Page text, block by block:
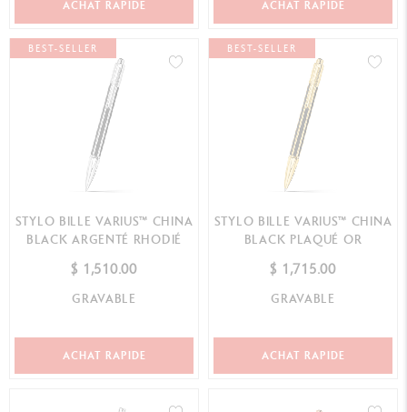
ACHAT RAPIDE ACHAT RAPIDE
BEST-SELLER
STYLO BILLE VARIUS™ CHINA
BLACK ARGENTÉ RHODIÉ
$ 1,510.00
GRAVABLE
ACHAT RAPIDE
BEST-SELLER
STYLO BILLE VARIUS™ CHINA
BLACK PLAQUÉ OR
$ 1,715.00
GRAVABLE
ACHAT RAPIDE